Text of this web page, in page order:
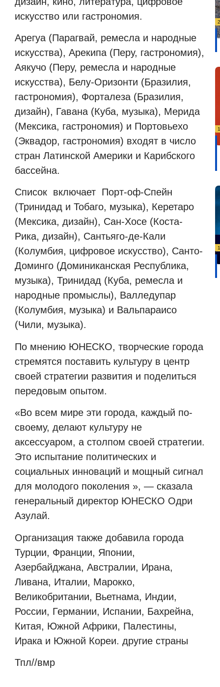
искусство или гастрономия.
Арегуа (Парагвай, ремесла и народные
искусства), Арекипа (Перу, гастрономия),
Аякучо (Перу, ремесла и народные
искусства), Белу-Оризонти (Бразилия,
гастрономия), Форталеза (Бразилия,
дизайн), Гавана (Куба, музыка), Мерида
(Мексика, гастрономия) и Портовьехо
(Эквадор, гастрономия) входят в число
стран Латинской Америки и Карибского
бассейна.
Список включает Порт-оф-Спейн
(Тринидад и Тобаго, музыка), Керетаро
(Мексика, дизайн), Сан-Хосе (Коста-
Рика, дизайн), Сантьяго-де-Кали
(Колумбия, цифровое искусство), Санто-
Доминго (Доминиканская Республика,
музыка), Тринидад (Куба, ремесла и
народные промыслы), Валледупар
(Колумбия, музыка) и Вальпараисо
(Чили, музыка).
По мнению ЮНЕСКО, творческие города
стремятся поставить культуру в центр
своей стратегии развития и поделиться
передовым опытом.
«Во всем мире эти города, каждый по-
своему, делают культуру не
аксессуаром, а столпом своей стратегии.
Это испытание политических и
социальных инноваций и мощный сигнал
для молодого поколения », — сказала
генеральный директор ЮНЕСКО Одри
Азулай.
Организация также добавила города
Турции, Франции, Японии,
Азербайджана, Австралии, Ирана,
Ливана, Италии, Марокко,
Великобритании, Вьетнама, Индии,
России, Германии, Испании, Бахрейна,
Китая, Южной Африки, Палестины,
Ирака и Южной Кореи. другие страны
Тпл//вмр